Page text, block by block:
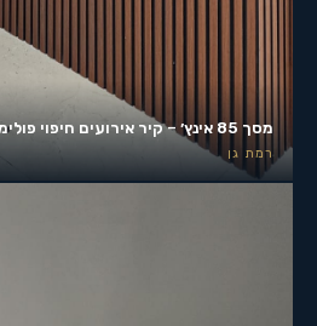
מסך 85 אינץ׳ – קיר אירועים חיפוי פולימרי
רמת גן